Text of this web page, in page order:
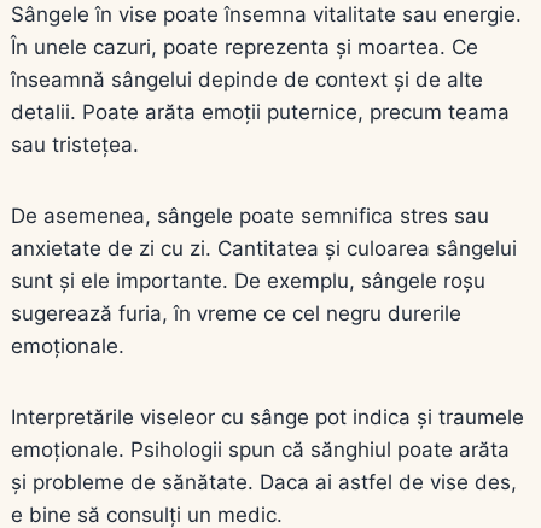
Sângele în vise poate însemna vitalitate sau energie.
În unele cazuri, poate reprezenta și moartea. Ce
înseamnă sângelui depinde de context și de alte
detalii. Poate arăta emoții puternice, precum teama
sau tristețea.
De asemenea, sângele poate semnifica stres sau
anxietate de zi cu zi. Cantitatea și culoarea sângelui
sunt şi ele importante. De exemplu, sângele roşu
sugerează furia, în vreme ce cel negru durerile
emoționale.
Interpretările viseleor cu sânge pot indica și traumele
emoționale. Psihologii spun că sănghiul poate arăta
și probleme de sănătate. Daca ai astfel de vise des,
e bine să consulți un medic.